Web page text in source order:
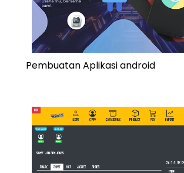
Pembuatan Aplikasi android